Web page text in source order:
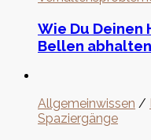
Wie Du
Bellen
Allgemeinwissen /
Spaziergänge